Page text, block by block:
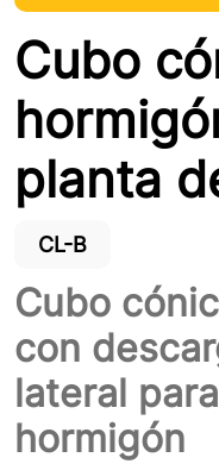
Cubo
planta
CL-B
Cubo
con
lateral
hormigón